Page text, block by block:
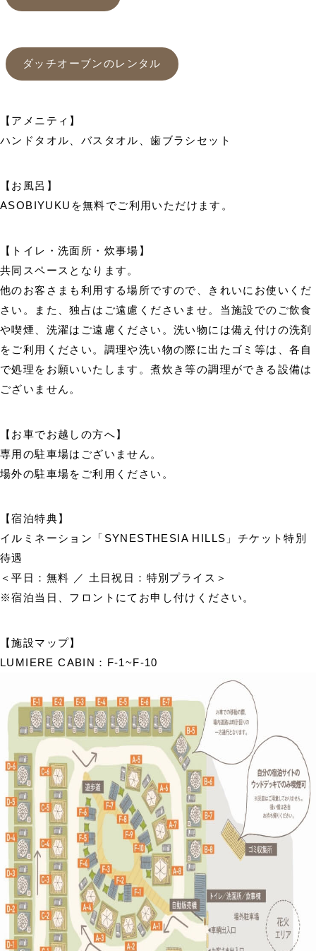
ダッチオーブンのレンタル
【アメニティ】
ハンドタオル、バスタオル、歯ブラシセット
【お風呂】
ASOBIYUKU を無料でご利用いただけます。
【トイレ・洗面所・炊事場】
共同スペースとなります。
他のお客さまも利用する場所ですので、きれいにお使いくだ
さい。また、独占はご遠慮くださいませ。当施設でのご飲食
や喫煙、洗濯はご遠慮ください。洗い物には備え付けの洗剤
をご利用ください。調理や洗い物の際に出たゴミ等は、各自
で処理をお願いいたします。煮炊き等の調理ができる設備は
ございません。
【お車でお越しの方へ】
専用の駐車場はございません。
場外の駐車場をご利用ください。
【宿泊特典】
イルミネーション「SYNESTHESIA HILLS」チケット特別
待遇
＜平日：無料 ／ 土日祝日：特別プライス＞
※宿泊当日、フロントにてお申し付けください。
【施設マップ】
LUMIERE CABIN：F-1~F-10